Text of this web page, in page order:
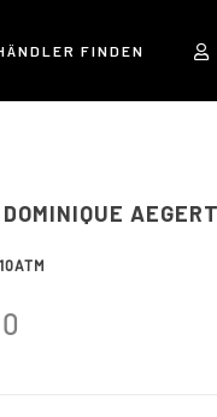
FINDEN
DOMINIQUE